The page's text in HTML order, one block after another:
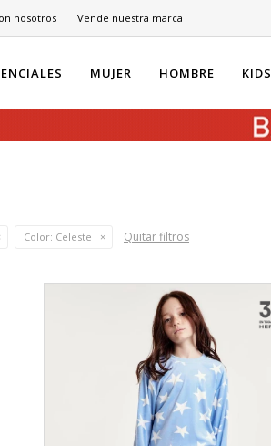
MUJER HOMBRE KIDS
nosotros Vende nuestra marca
Color: Celeste Quitar filtros